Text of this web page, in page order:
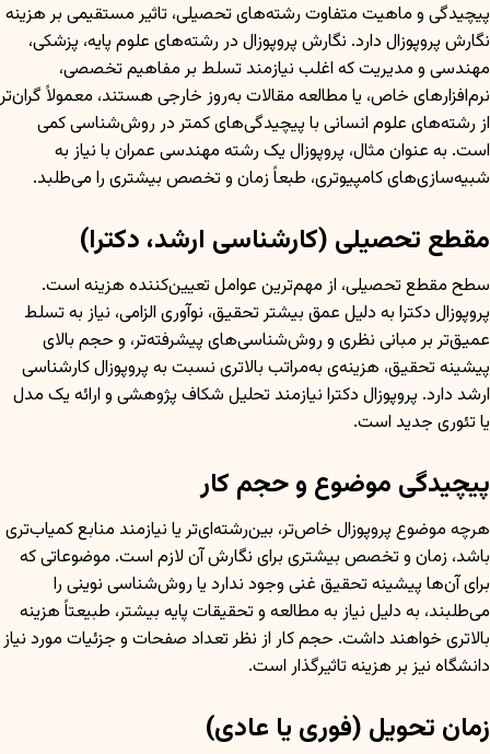
پیچیدگی و ماهیت متفاوت رشته‌های تحصیلی، تاثیر مستقیمی بر هزینه
نگارش پروپوزال دارد. نگارش پروپوزال در رشته‌های علوم پایه، پزشکی،
مهندسی و مدیریت که اغلب نیازمند تسلط بر مفاهیم تخصصی،
نرم‌افزارهای خاص، یا مطالعه مقالات به‌روز خارجی هستند، معمولاً گران‌تر
از رشته‌های علوم انسانی با پیچیدگی‌های کمتر در روش‌شناسی کمی
است. به عنوان مثال، پروپوزال یک رشته مهندسی عمران با نیاز به
شبیه‌سازی‌های کامپیوتری، طبعاً زمان و تخصص بیشتری را می‌طلبد.
مقطع تحصیلی (کارشناسی ارشد، دکترا)
سطح مقطع تحصیلی، از مهم‌ترین عوامل تعیین‌کننده هزینه است.
پروپوزال دکترا به دلیل عمق بیشتر تحقیق، نوآوری الزامی، نیاز به تسلط
عمیق‌تر بر مبانی نظری و روش‌شناسی‌های پیشرفته‌تر، و حجم بالای
پیشینه تحقیق، هزینه‌ی به‌مراتب بالاتری نسبت به پروپوزال کارشناسی
ارشد دارد. پروپوزال دکترا نیازمند تحلیل شکاف پژوهشی و ارائه یک مدل
یا تئوری جدید است.
پیچیدگی موضوع و حجم کار
هرچه موضوع پروپوزال خاص‌تر، بین‌رشته‌ای‌تر یا نیازمند منابع کمیاب‌تری
باشد، زمان و تخصص بیشتری برای نگارش آن لازم است. موضوعاتی که
برای آن‌ها پیشینه تحقیق غنی وجود ندارد یا روش‌شناسی نوینی را
می‌طلبند، به دلیل نیاز به مطالعه و تحقیقات پایه بیشتر، طبیعتاً هزینه
بالاتری خواهند داشت. حجم کار از نظر تعداد صفحات و جزئیات مورد نیاز
دانشگاه نیز بر هزینه تاثیرگذار است.
زمان تحویل (فوری یا عادی)